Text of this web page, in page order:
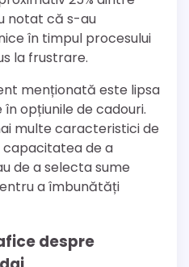
notat că s-au
în timpul procesului
la frustrare.
menționată este lipsa
opțiunile de cadouri.
multe caracteristici de
capacitatea de a
de a selecta sume
a îmbunătăți
despre